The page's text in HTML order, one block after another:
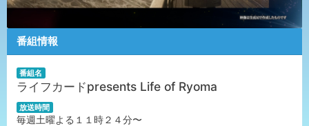
番組情報
番組名
ライフカードpresents Life of Ryoma
放送時間
毎週土曜よる１１時２４分〜